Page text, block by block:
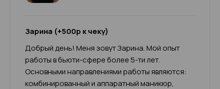
Зарина (+500р к чеку)
Добрый день! Меня зовут Зарина. Мой опыт
работы в бьюти-сфере более 5-ти лет.
Основными направлениями работы являются:
комбинированный и аппаратный маникюр,